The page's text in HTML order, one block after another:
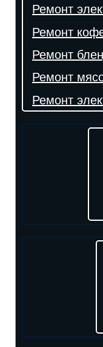
Ремонт
Ремонт
Ремонт
Ремонт
Ремонт